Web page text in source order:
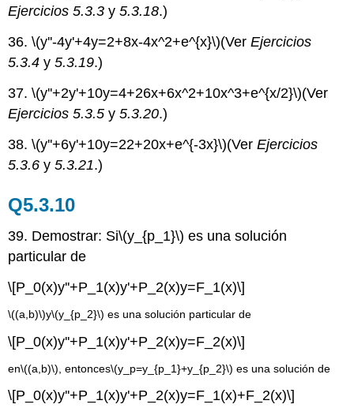
Ejercicios 5.3.3 y5.3.18.)
36.\(y''-4y'+4y=2+8x-4x^2+e^{x}\)(VerEjercicios
5.3.4 y5.3.19.)
37.\(y''+2y'+10y=4+26x+6x^2+10x^3+e^{x/2}\)(Ver
Ejercicios 5.3.5 y5.3.20.)
38.\(y''+6y'+10y=22+20x+e^{-3x}\)(VerEjercicios
5.3.6 y5.3.21.)
Q5.3.10
39. Demostrar: Si\(y_{p_1}\) es una solución
particular de
\[P_0(x)y''+P_1(x)y'+P_2(x)y=F_1(x)\]
\((a,b)\)y\(y_{p_2}\) es una solución particular de
\[P_0(x)y''+P_1(x)y'+P_2(x)y=F_2(x)\]
en\((a,b)\) , entonces\(y_p=y_{p_1}+y_{p_2}\) es una solución de
\[P_0(x)y''+P_1(x)y'+P_2(x)y=F_1(x)+F_2(x)\]